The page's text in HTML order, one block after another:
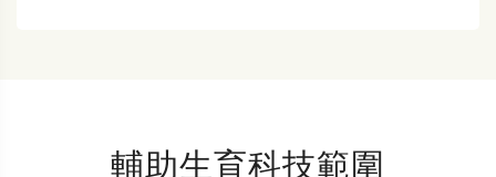
輔助生育科技範圍